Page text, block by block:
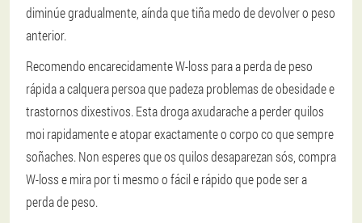
diminúe gradualmente, aínda que tiña medo de devolver o peso
anterior.
Recomendo encarecidamente W-loss para a perda de peso
rápida a calquera persoa que padeza problemas de obesidade e
trastornos dixestivos. Esta droga axudarache a perder quilos
moi rapidamente e atopar exactamente o corpo co que sempre
soñaches. Non esperes que os quilos desaparezan sós, compra
W-loss e mira por ti mesmo o fácil e rápido que pode ser a
perda de peso.